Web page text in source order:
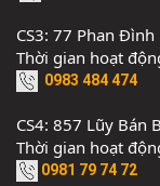
CS3: 77 Phan Đình
Thời gian hoạt
0983 484 474
CS4: 857 Lũy Bán
Thời gian hoạt
0981 79 74 72